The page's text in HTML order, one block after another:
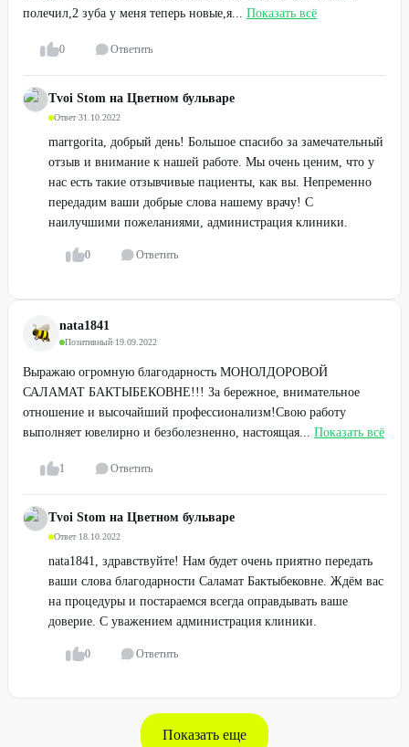
полечил,2 зуба у меня теперь новые,я... Показать всё
0 Ответить
Tvoi Stom на Цветном бульваре
Ответ·31.10.2022
marrgorita, добрый день! Большое спасибо за замечательный
отзыв и внимание к нашей работе. Мы очень ценим, что у
нас есть такие отзывчивые пациенты, как вы. Непременно
передадим ваши добрые слова нашему врачу! С
наилучшими пожеланиями, администрация клиники.
0 Ответить
nata1841
Позитивный·19.09.2022
Выражаю огромную благодарность МОНОЛДОРОВОЙ
САЛАМАТ БАКТЫБЕКОВНЕ!!! За бережное, внимательное
отношение и высочайший профессионализм!Свою работу
выполняет ювелирно и безболезненно, настоящая... Показать всё
1 Ответить
Tvoi Stom на Цветном бульваре
Ответ·18.10.2022
nata1841, здравствуйте! Нам будет очень приятно передать
ваши слова благодарности Саламат Бактыбековне. Ждём вас
на процедуры и постараемся всегда оправдывать ваше
доверие. С уважением администрация клиники.
0 Ответить
Показать еще